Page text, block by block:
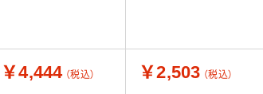
￥4,444 （税込） ￥2,503 （税込）